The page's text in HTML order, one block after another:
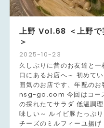
2025-10-23
上野 Vol.68 ＜上野で
＞
久しぶりに昔のお友達と
口にあるお店へ～ 初めて
囲気のお店です、年配のお
nsg-go.com 今回はコー
の採れたてサラダ 低温調
味しい～ ルイビ豚たっぷ
チーズのミルフィーユ揚